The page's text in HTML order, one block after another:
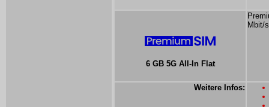
6 GB 5G All-In Flat
Mbit/s
Weitere Infos: